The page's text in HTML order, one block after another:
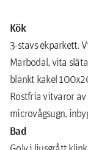
Kök
3-stavs ekparkett.
Marbodal, vita
blankt kakel
Rostfria vitvaror
microvågsugn,
Bad